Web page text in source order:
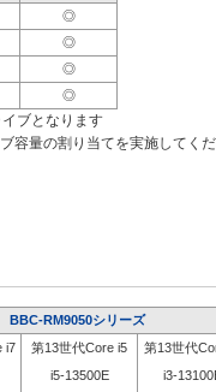
◎
◎
◎
◎
ブとなります
容量の割り当てを実施してく
BBC-RM9050シリーズ
i7 第13世代Core i5 第13世代
i5-13500E i3-